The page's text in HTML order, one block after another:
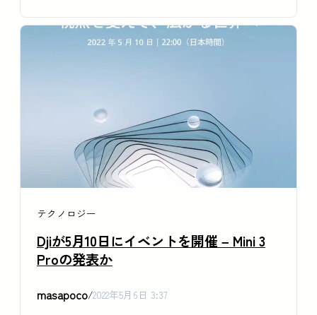
テクノロジー
Djiが5月10日にイベントを開催 – Mini 3
Proの発表か
masapoco/2022年5月6日 3:37